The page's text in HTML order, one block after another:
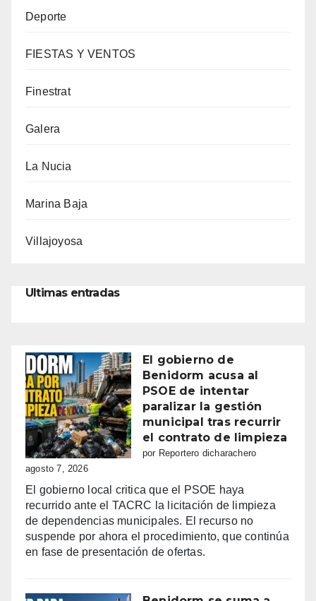
Deporte
FIESTAS Y VENTOS
Finestrat
Galera
La Nucia
Marina Baja
Villajoyosa
Ultimas entradas
El gobierno de
Benidorm acusa al
PSOE de intentar
paralizar la gestión
municipal tras recurrir
el contrato de limpieza
por Reportero dicharachero
agosto 7, 2026
El gobierno local critica que el PSOE haya
recurrido ante el TACRC la licitación de limpieza
de dependencias municipales. El recurso no
suspende por ahora el procedimiento, que continúa
en fase de presentación de ofertas.